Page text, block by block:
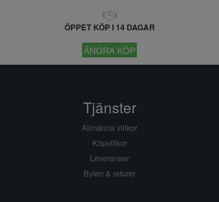
ÖPPET KÖP I 14 DAGAR
ÅNGRA KÖP
Tjänster
Allmänna villkor
Köpvillkor
Leveranser
Byten & returer